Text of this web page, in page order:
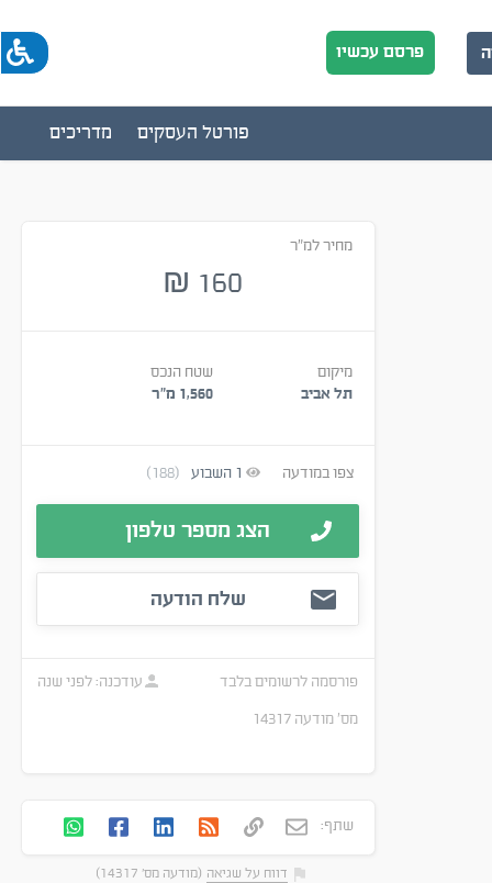
פרסם עכשיו
מדריכים פורטל העסקים
מחיר למ"ר
160
₪
מיקום
תל אביב
שטח הנכס
1,560 מ״ר
צפו במודעה 1 השבוע (188)
הצג מספר טלפון
שלח הודעה
פורסמה לרשומים בלבד עודכנה:לפני שנה
מס׳ מודעה
שתף:
דווח על שגיאה (מודעה מס' 14317)